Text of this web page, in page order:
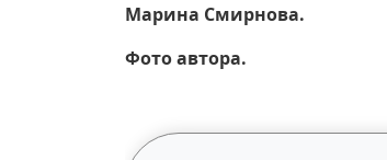
Марина Смирнова.
Фото автора.